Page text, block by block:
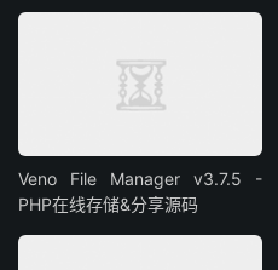
Veno File Manager v3.7.5 -
PHP在线存储&分享源码